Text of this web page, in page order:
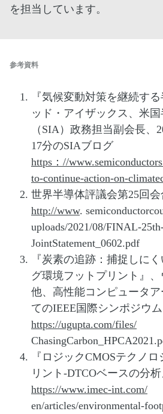
を担当しています。
参考資料
『気候変動対策を継続す
ッド・アイザックス、米
（SIA）政務担当副会長、
17分のSIAブログ
https：//
to-continue-action-on-
世界半導体評議会第25回
http://www.
uploads/2021/08/FINAL-
JointStatement_0602.pdf
『炭素の追跡：捕捉しに
グ環境フットプリント』
他、高性能コンピュータ
てのIEEE国際シンポジウム
https://ugupta.com/files/
『ロジックCMOSテクノ
リント-DTCOベースの分
https://www.imec-int.com/
en/articles/environmental-